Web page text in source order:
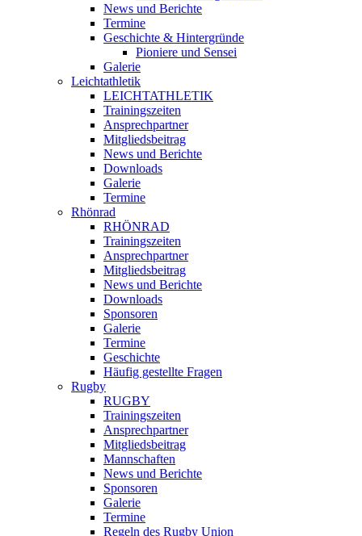
News und Berichte
Termine
Geschichte & Hintergründe
Pioniere und Sensei
Galerie
Leichtathletik
LEICHTATHLETIK
Trainingszeiten
Ansprechpartner
Mitgliedsbeitrag
News und Berichte
Downloads
Galerie
Termine
Rhönrad
RHÖNRAD
Trainingszeiten
Ansprechpartner
Mitgliedsbeitrag
News und Berichte
Downloads
Sponsoren
Galerie
Termine
Geschichte
Häufig gestellte Fragen
Rugby
RUGBY
Trainingszeiten
Ansprechpartner
Mitgliedsbeitrag
Mannschaften
News und Berichte
Sponsoren
Galerie
Termine
Regeln des Rugby Union